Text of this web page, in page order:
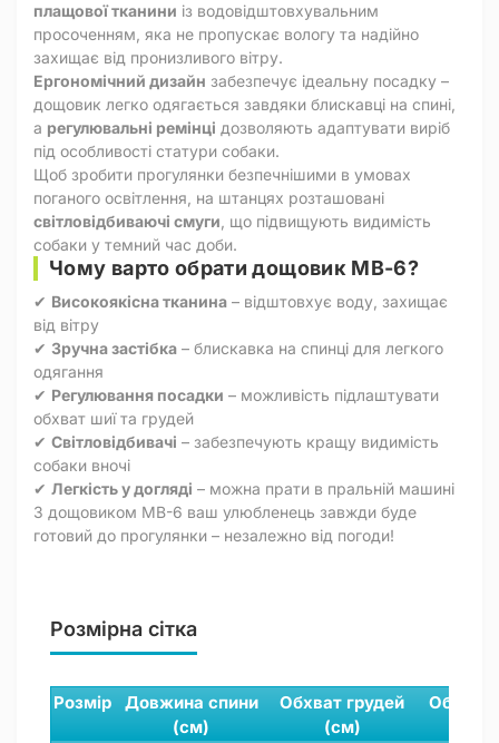
плащової тканини із водовідштовхувальним
просоченням, яка не пропускає вологу та надійно
захищає від пронизливого вітру.
Ергономічний дизайн забезпечує ідеальну посадку –
дощовик легко одягається завдяки блискавці на спині,
а регулювальні ремінці дозволяють адаптувати виріб
під особливості статури собаки.
Щоб зробити прогулянки безпечнішими в умовах
поганого освітлення, на штанцях розташовані
світловідбиваючі смуги , що підвищують видимість
собаки у темний час доби.
Чому варто обрати дощовик MB-6?
✔ Високоякісна тканина – відштовхує воду, захищає
від вітру
✔ Зручна застібка – блискавка на спинці для легкого
одягання
✔ Регулювання посадки – можливість підлаштувати
обхват шиї та грудей
✔ Світловідбивачі – забезпечують кращу видимість
собаки вночі
✔ Легкість у догляді – можна прати в пральній машині
З дощовиком MB-6 ваш улюбленець завжди буде
готовий до прогулянки – незалежно від погоди!
Розмірна сітка
Розмір
Довжина спини
(см)
Обхват грудей
(см)
Обхват